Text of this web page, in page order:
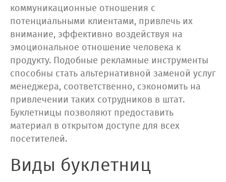
коммуникационные отношения с
потенциальными клиентами, привлечь их
внимание, эффективно воздействуя на
эмоциональное отношение человека к
продукту. Подобные рекламные инструменты
способны стать альтернативной заменой услуг
менеджера, соответственно, сэкономить на
привлечении таких сотрудников в штат.
Буклетницы позволяют предоставить
материал в открытом доступе для всех
посетителей.
Виды буклетниц